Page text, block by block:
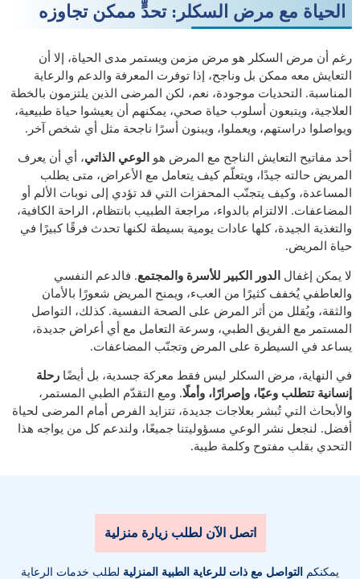
الحياة مع مرض السكلر: تحدٍّ ممكن تجاوزه
رغم أن مرض السكلر هو مرض مزمن ويستمر مدى الحياة، إلا أن
التعايش معه ممكن بل وناجح، إذا توفرت المعرفة والدعم والرعاية
المناسبة. التحديات موجودة، نعم، لكن المرضى الذين يلتزمون بالخطة
العلاجية، ويتبعون أسلوب حياة صحي، يمكنهم أن يعيشوا حياة طبيعية،
ويواصلوا دراستهم، ويعملوا، ويبنون أسرًا ناجحة مثل أي شخص آخر.
أحد مفاتيح التعايش الناجح مع المرض هو الوعي الذاتي، أي أن يعرف
المريض حالته جيدًا، ويتعلّم كيف يتعامل مع الأعراض، متى يطلب
المساعدة، وكيف يتجنّب المحفزات التي قد تؤدي إلى نوبات الألم أو
المضاعفات. الالتزام بالدواء، مراجعة الطبيب بانتظام، الراحة الكافية،
والتغذية الجيدة، كلها عادات يومية بسيطة لكنها تحدث فرقًا كبيرًا في
حياة المريض.
لا يمكن إغفال الدور الكبير للأسرة والمجتمع. فالدعم النفسي
والعاطفي يُخفف كثيرًا من العبء، ويمنح المريض شعورًا بالأمان
والثقة، ويُقلل من أثر المرض على الصحة النفسية. كذلك، التواصل
المستمر مع الفريق الطبي، وسرعة التعامل مع أي أعراض جديدة،
يساعد في السيطرة على المرض وتجنّب المضاعفات.
في النهاية، مرض السكلر ليس فقط معركة جسدية، بل أيضًا رحلة
إنسانية تتطلب وعيًا، وإصرارًا، وأملًا. ومع التقدّم الطبي المستمر،
والأبحاث التي تُبشر بعلاجات جديدة، تتزايد الفرص أمام المرضى لحياة
أفضل. لنجعل نشر الوعي مسؤوليتنا جميعًا، ولندعم كل من يواجه هذا
التحدي بقلب مفتوح وكلمة طيبة.
اتصل الآن لطلب زيارة منزلية
يمكنكم التواصل مع ذات للرعاية الطبية المنزلية لطلب خدمات الرعاية